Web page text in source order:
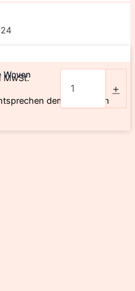
MwSt.
dem bisherigen
Woven
+